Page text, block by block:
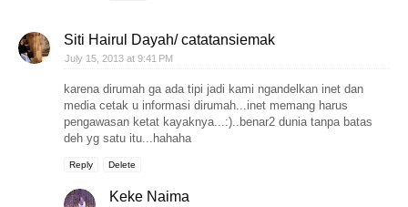
Siti Hairul Dayah/ catatansiemak
July 15, 2013 at 9:41 PM
karena dirumah ga ada tipi jadi kami ngandelkan inet dan
media cetak u informasi dirumah...inet memang harus
pengawasan ketat kayaknya...:)..benar2 dunia tanpa batas
deh yg satu itu...hahaha
Reply Delete
Keke Naima